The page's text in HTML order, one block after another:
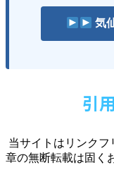
気
引
当サイトはリンク
章の無断転載は固く